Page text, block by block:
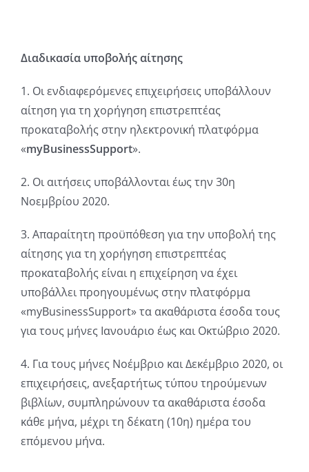
Διαδικασία υποβολής αίτησης
1. Οι ενδιαφερόμενες επιχειρήσεις υποβάλλουν
αίτηση για τη χορήγηση επιστρεπτέας
προκαταβολής στην ηλεκτρονική πλατφόρμα
«myBusinessSupport».
2. Οι αιτήσεις υποβάλλονται έως την 30η
Νοεμβρίου 2020.
3. Απαραίτητη προϋπόθεση για την υποβολή της
αίτησης για τη χορήγηση επιστρεπτέας
προκαταβολής είναι η επιχείρηση να έχει
υποβάλλει προηγουμένως στην πλατφόρμα
«myBusinessSupport» τα ακαθάριστα έσοδα τους
για τους μήνες Ιανουάριο έως και Οκτώβριο 2020.
4. Για τους μήνες Νοέμβριο και Δεκέμβριο 2020, οι
επιχειρήσεις, ανεξαρτήτως τύπου τηρούμενων
βιβλίων, συμπληρώνουν τα ακαθάριστα έσοδα
κάθε μήνα, μέχρι τη δέκατη (10η) ημέρα του
επόμενου μήνα.